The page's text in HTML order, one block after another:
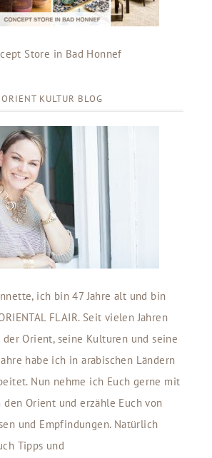
Store in Bad Honnef
ORIENT KULTUR BLOG
ich bin 47 Jahre alt und bin
FLAIR. Seit vielen Jahren
Orient, seine Kulturen und seine
habe ich in arabischen Ländern
Nun nehme ich Euch gerne mit
den Orient und erzähle Euch von
und Empfindungen. Natürlich
Tipps und